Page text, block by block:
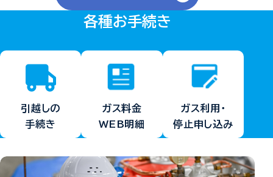
各種お手続き
引越しの
手続き
ガス料金
WEB明細
ガス利用・
停止申し込み